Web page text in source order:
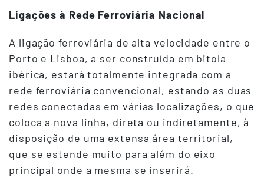
Ligações à Rede Ferroviária Nacional
A ligação ferroviária de alta velocidade entre o
Porto e Lisboa, a ser construída em bitola
ibérica, estará totalmente integrada com a
rede ferroviária convencional, estando as duas
redes conectadas em várias localizações, o que
coloca a nova linha, direta ou indiretamente, à
disposição de uma extensa área territorial,
que se estende muito para além do eixo
principal onde a mesma se inserirá.